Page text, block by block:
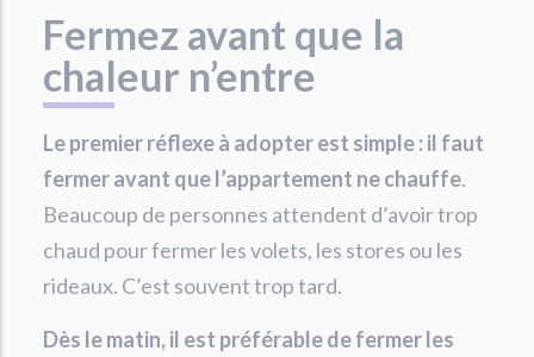
Fermez avant que la
chaleur n’entre
Le premier réflexe à adopter est simple : il faut
fermer avant que l’appartement ne chauffe.
Beaucoup de personnes attendent d’avoir trop
chaud pour fermer les volets, les stores ou les
rideaux. C’est souvent trop tard.
Dès le matin, il est préférable de fermer les